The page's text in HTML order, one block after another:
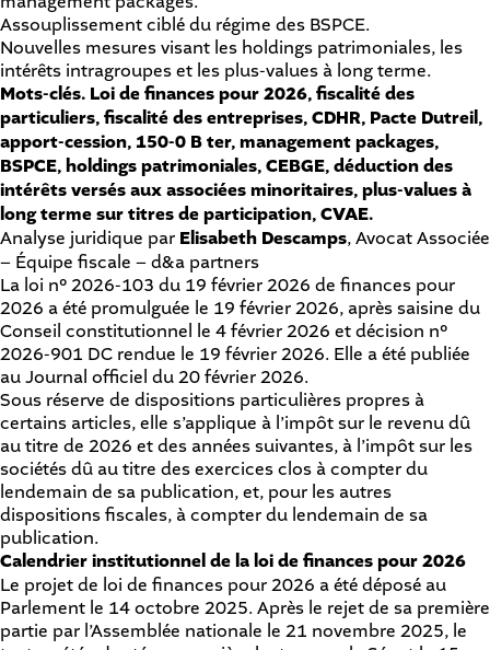
Assouplissement ciblé du régime des BSPCE.
Nouvelles mesures visant les holdings patrimoniales, les
intérêts intragroupes et les plus-values à long terme.
Mots-clés. Loi de finances pour 2026, fiscalité des
particuliers, fiscalité des entreprises, CDHR, Pacte Dutreil,
apport-cession, 150-0 B ter, management packages,
BSPCE, holdings patrimoniales, CEBGE, déduction des
intérêts versés aux associées minoritaires, plus-values à
long terme sur titres de participation, CVAE.
Analyse juridique par Elisabeth Descamps, Avocat Associée
– Équipe fiscale – d&a partners
La loi n° 2026-103 du 19 février 2026 de finances pour
2026 a été promulguée le 19 février 2026, après saisine du
Conseil constitutionnel le 4 février 2026 et décision n°
2026-901 DC rendue le 19 février 2026. Elle a été publiée
au Journal officiel du 20 février 2026.
Sous réserve de dispositions particulières propres à
certains articles, elle s’applique à l’impôt sur le revenu dû
au titre de 2026 et des années suivantes, à l’impôt sur les
sociétés dû au titre des exercices clos à compter du
lendemain de sa publication, et, pour les autres
dispositions fiscales, à compter du lendemain de sa
publication.
Calendrier institutionnel de la loi de finances pour 2026
Le projet de loi de finances pour 2026 a été déposé au
Parlement le 14 octobre 2025. Après le rejet de sa première
partie par l’Assemblée nationale le 21 novembre 2025, le